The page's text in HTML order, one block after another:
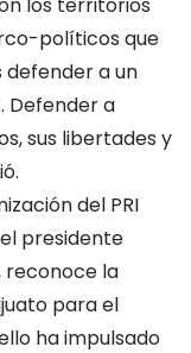
políticos que
defender a un
Defender a
sus libertades y
del PRI
presidente
reconoce la
para el
ha impulsado